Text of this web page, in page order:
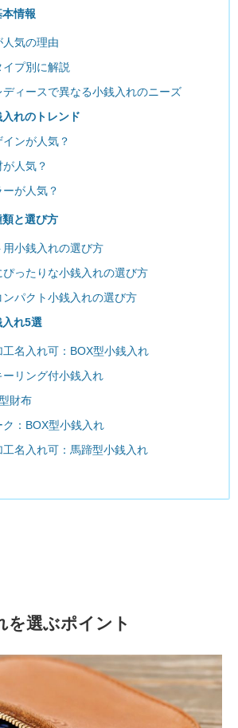
情報
人気の理由
イプ別に解説
ディースで異なる小銭入れのニーズ
れのトレンド
インが人気？
が人気？
ーが人気？
と選び方
用小銭入れの選び方
ぴったりな小銭入れの選び方
ンパクト小銭入れの選び方
れ5選
工名入れ可：BOX型小銭入れ
ーリング付小銭入れ
財布
ク：BOX型小銭入れ
工名入れ可：馬蹄型小銭入れ
を選ぶポイント